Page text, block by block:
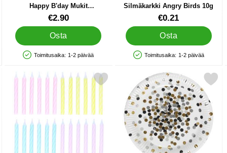
Happy B'day Mukit
Vaaleanpinkki
Tuote.nro 21159€2.90
Osta
Saatavuus: Varastossa
Toimitusaika: 1-2 päivää
Silmäkarkki Angry Birds 10g
Tuote.nro 89915€0.21
Osta
Saatavuus: Varastossa
Toimitusaika: 1-2 päivää
Pink suosikiksi
Merkitse kakkukynttilät Spiraali Pastelli suosikiksi
Merkitse pahvilautaset Tähdet